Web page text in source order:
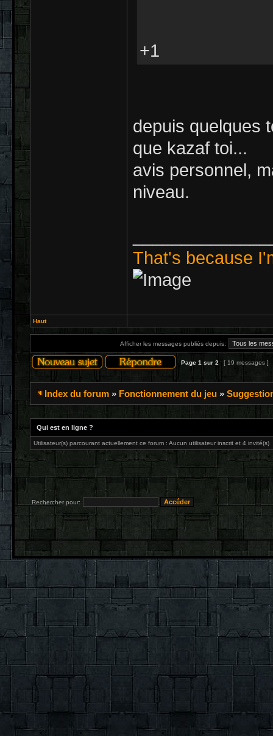
+1
depuis quelques
que kazaf toi...
avis personnel,
niveau.
That's because
Haut
Afficher les messages publiés depuis:
Page 1 sur 2 [ 19 messages ]
Index du forum » Fonctionnement du jeu »
Qui est en ligne ?
Utilisateur(s) parcourant actuellement ce forum : Aucun utilisateur inscrit et 4 invité(s)
Rechercher pour: